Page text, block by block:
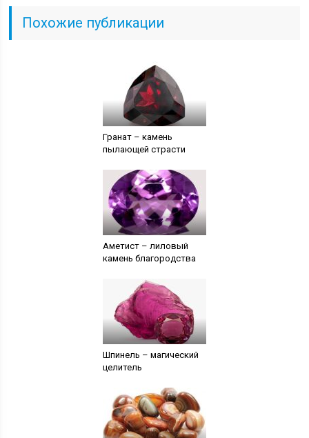
Похожие публикации
Гранат – камень
пылающей страсти
Аметист – лиловый
камень благородства
Шпинель – магический
целитель